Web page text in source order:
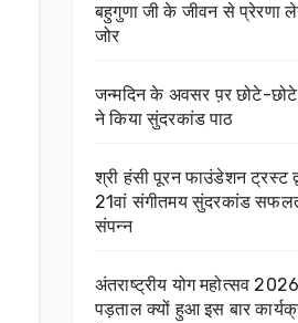
बहुगुणा जी के जीवन से प्रेरणा
जोर
जन्मदिन के अवसर प़र छोटे-छोटे
ने किया सुंदरकांड पाठ
श्री हंसी पूरन फाउंडेशन ट्रस्ट
21वां संगीतमय सुंदरकांड
संपन्न
अंतराष्ट्रीय योग महोत्सव
पड़ताल क्यों हुआ इस बार